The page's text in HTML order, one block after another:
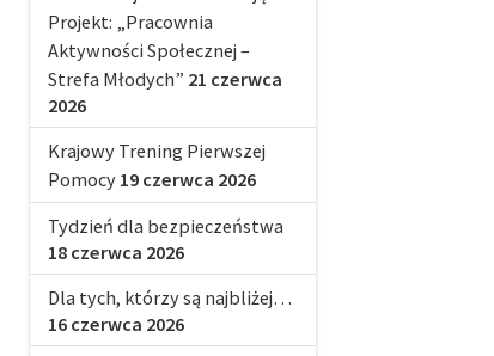
Projekt: „Pracownia
Aktywności Społecznej –
Strefa Młodych” 21 czerwca
2026
Krajowy Trening Pierwszej
Pomocy 19 czerwca 2026
Tydzień dla bezpieczeństwa
18 czerwca 2026
Dla tych, którzy są najbliżej…
16 czerwca 2026